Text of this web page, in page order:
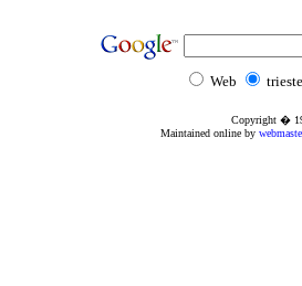
Web
Copyright �
Maintained online by